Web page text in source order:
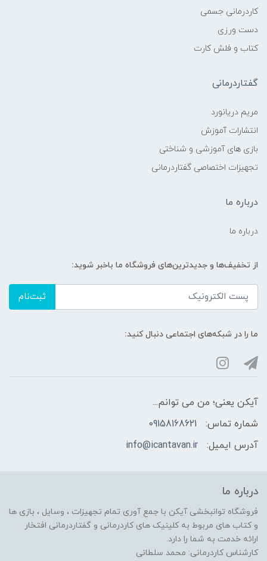
کاردرمانی جسمی
دست ورزی
کتاب و فلش کارت
گفتاردرمانی
مریم دریانورد
انتشارات آموزش
بازی های آموزشی و شناختی
تجهیزات اختصاصی گفتاردرمانی
درباره ما
درباره ما
از تخفیف‌ها و جدیدترین‌های فروشگاه ما باخبر شوید:
ثبت‌نام
ما را در شبکه‌های اجتماعی دنبال کنید:
آیکن یعنی؛ من می توانم...
شماره تماس:
09158168621
آدرس ایمیل:
info@icantavan.ir
درباره ما
فروشگاه توانبخشی آیکن با جمع آوری تمام تجهیزات ، وسایل ، بازی ها
و کتاب های مربوط به کلینیک های کاردرمانی و گفتاردرمانی افتخار
ارائه خدمت به شما را دارد.
کارشناس کاردرمانی: محمد سلطانی